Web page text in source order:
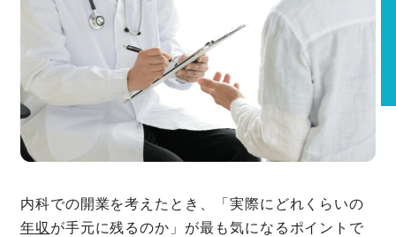
内科での開業を考えたとき、「実際にどれくらいの
年収 が手元に残るのか」が最も気になるポイントで